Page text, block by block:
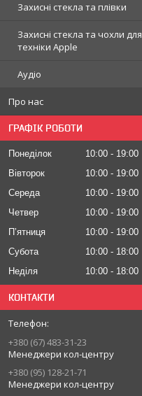
Захисні стекла та плівки
Захисні стекла та чохли для
техніки Apple
Аудіо
Про нас
ГРАФІК РОБОТИ
Понеділок 10:00
19:00
Вівторок
10:00
19:00
Середа
10:00
19:00
Четвер
10:00
19:00
Пʼятниця
10:00
19:00
Субота
10:00
18:00
Неділя
10:00 18:00
КОНТАКТИ
+380 (67) 483-31-23
Менеджери кол-центру
+380 (95) 128-21-71
Менеджери кол-центру